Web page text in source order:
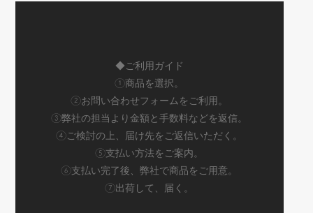
◆ご利用ガイド
①商品を選択。
②お問い合わせフォームをご利用。
③弊社の担当より金額と手数料などを返信。
④ご検討の上、届け先をご返信いただく。
⑤支払い方法をご案内。
⑥支払い完了後、弊社で商品をご用意。
⑦出荷して、届く。